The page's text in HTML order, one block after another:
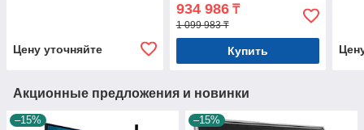
Цену уточняйте
934 986₸
1 099 983 ₸
Купить
Акционные предложения и новинки
–15% –15%